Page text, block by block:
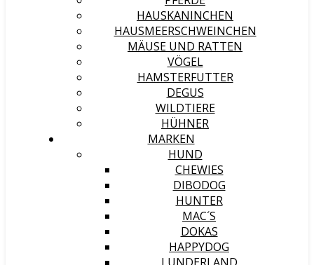
HAUSKANINCHEN
HAUSMEERSCHWEINCHEN
MÄUSE UND RATTEN
VÖGEL
HAMSTERFUTTER
DEGUS
WILDTIERE
HÜHNER
MARKEN
HUND
CHEWIES
DIBODOG
HUNTER
MAC´S
DOKAS
HAPPYDOG